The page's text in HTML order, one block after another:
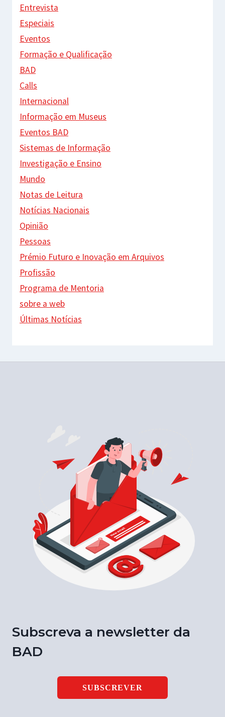
Entrevista
Especiais
Eventos
Formação e Qualificação
BAD
Calls
Internacional
Informação em Museus
Eventos BAD
Sistemas de Informação
Investigação e Ensino
Mundo
Notas de Leitura
Notícias Nacionais
Opinião
Pessoas
Prémio Futuro e Inovação em Arquivos
Profissão
Programa de Mentoria
sobre a web
Últimas Notícias
Subscreva a newsletter da
BAD
SUBSCREVER